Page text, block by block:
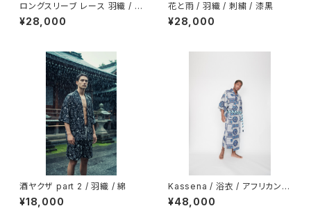
ロングスリーブ レース 羽織 / ブ
ラックホワイト
¥28,000
花と雨 / 羽織 / 刺繍 / 漆黒
¥28,000
酒ヤクザ part 2 / 羽織 / 綿
¥18,000
Kassena / 浴衣 / アフリカン
テキスタイル / ブルー グレー /
綿
¥48,000